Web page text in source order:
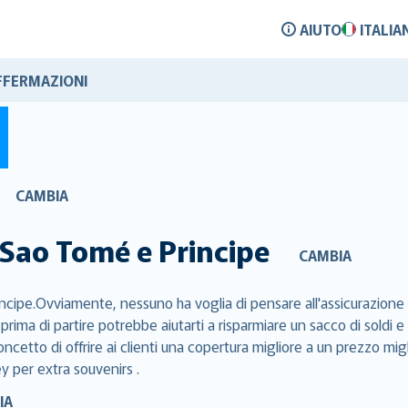
AIUTO
CAMBIA
Sao Tomé e Principe CAMBIA
nessuno ha voglia di pensare
di partire potrebbe aiutarti a risparmiare un sacco di soldi
di offrire ai clienti una copertura migliore a un prezzo
per extra souvenirs .